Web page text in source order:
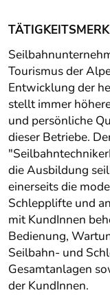
Tourismus der
Entwicklung der
stellt immer
und persönliche
dieser Betriebe.
die Ausbildung
einerseits die
Schlepplifte und
mit KundInnen
Bedienung,
Seilbahn- und
Gesamtanlagen
der KundInnen.